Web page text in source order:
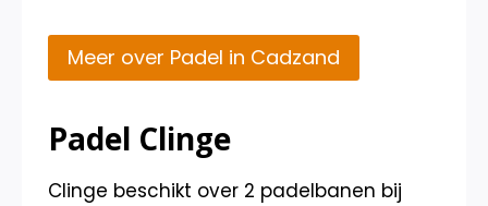
Meer over Padel in Cadzand
Padel Clinge
Clinge beschikt over 2 padelbanen bij